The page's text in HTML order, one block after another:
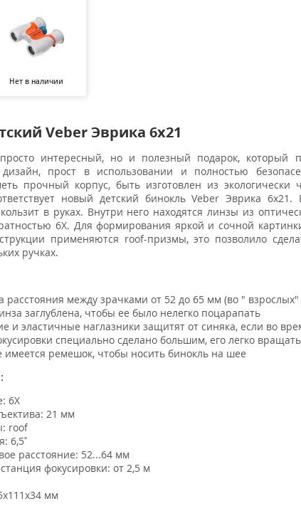
Нет в наличии
Veber Эврика 6x21
интересный, но и полезный подарок, который
прост в использовании и полностью
прочный корпус, быть изготовлен из
новый детский бинокль Veber Эврика
в руках. Внутри него находятся линзы из
6X. Для формирования яркой и сочной
применяются roof-призмы, это позволило
ручках.
расстояния между зрачками от 52 до 65 мм (во "
заглублена, чтобы ее было нелегко поцарапать
и эластичные наглазники защитят от синяка, если во
специально сделано большим, его легко
имеется ремешок, чтобы носить бинокль на шее
6Х
21 мм
roof
6,5˚
расстояние: 52...64 мм
фокусировки: от 2,5 м
мм